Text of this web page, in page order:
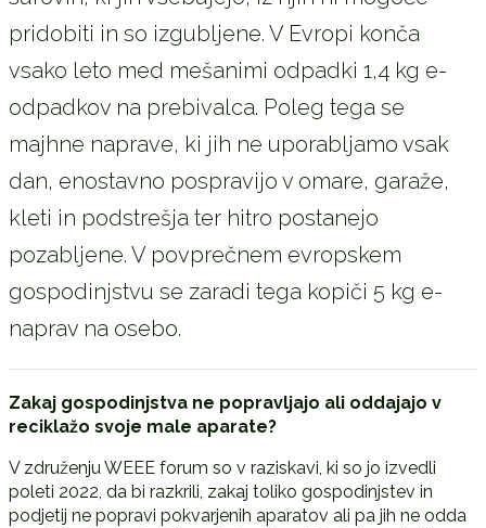
pridobiti in so izgubljene. V Evropi konča
vsako leto med mešanimi odpadki 1,4 kg e-
odpadkov na prebivalca. Poleg tega se
majhne naprave, ki jih ne uporabljamo vsak
dan, enostavno pospravijo v omare, garaže,
kleti in podstrešja ter hitro postanejo
pozabljene. V povprečnem evropskem
gospodinjstvu se zaradi tega kopiči 5 kg e-
naprav na osebo.
Zakaj gospodinjstva ne popravljajo ali oddajajo v
reciklažo svoje male aparate?
V združenju WEEE forum so v raziskavi, ki so jo izvedli
poleti 2022, da bi razkrili, zakaj toliko gospodinjstev in
podjetij ne popravi pokvarjenih aparatov ali pa jih ne odda